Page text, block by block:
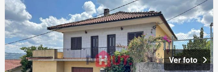
Ver foto